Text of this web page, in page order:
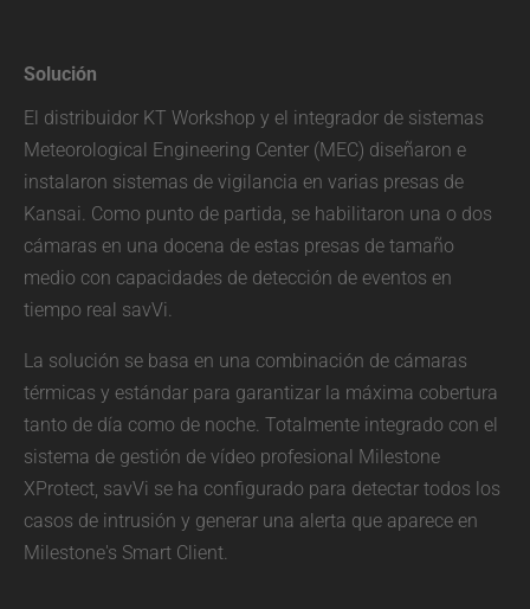
Solución
El distribuidor KT Workshop y el integrador de sistemas
Meteorological Engineering Center (MEC) diseñaron e
instalaron sistemas de vigilancia en varias presas de
Kansai. Como punto de partida, se habilitaron una o dos
cámaras en una docena de estas presas de tamaño
medio con capacidades de detección de eventos en
tiempo real savVi.
La solución se basa en una combinación de cámaras
térmicas y estándar para garantizar la máxima cobertura
tanto de día como de noche. Totalmente integrado con el
sistema de gestión de vídeo profesional Milestone
XProtect, savVi se ha configurado para detectar todos los
casos de intrusión y generar una alerta que aparece en
Milestone's Smart Client.